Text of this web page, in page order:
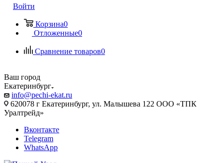
Войти
Корзина0
Отложенные0
Сравнение товаров0
Ваш город
Екатеринбург
info@pechi-ekat.ru
620078 г Екатеринбург, ул. Малышева 122 ООО «ТПК
Уралтрейд»
Вконтакте
Telegram
WhatsApp